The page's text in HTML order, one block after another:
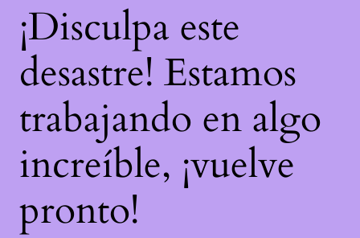
¡Disculpa este
desastre! Estamos
trabajando en algo
increíble, ¡vuelve
pronto!